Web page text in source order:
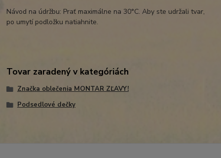
Návod na údržbu: Prať maximálne na 30°C. Aby ste udržali tvar,
po umytí podložku natiahnite.
Tovar zaradený v kategóriách
Značka oblečenia MONTAR ZĽAVY!
Podsedlové dečky